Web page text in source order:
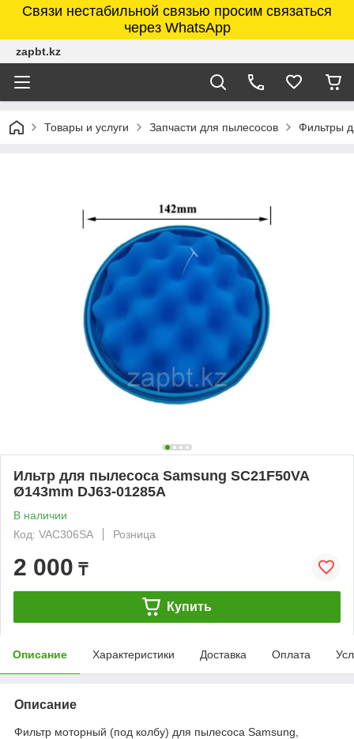
Связи нестабильной связью просим связаться
через WhatsApp
zapbt.kz
Товары и услуги Запчасти для пылесосов Фильтры
Ильтр для пылесоса Samsung SC21F50VA
Ø143mm DJ63-01285A
В наличии
Код: VAC306SA
Розница
2 000 ₸
Купить
Описание Характеристики Доставка Оплата
Описание
Фильтр моторный (под колбу) для пылесоса Samsung,